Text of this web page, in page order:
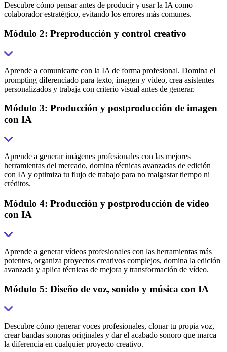
Descubre cómo pensar antes de producir y usar la IA como
colaborador estratégico, evitando los errores más comunes.
Módulo 2: Preproducción y control creativo
Aprende a comunicarte con la IA de forma profesional. Domina el
prompting diferenciado para texto, imagen y video, crea asistentes
personalizados y trabaja con criterio visual antes de generar.
Módulo 3: Producción y postproducción de imagen
con IA
Aprende a generar imágenes profesionales con las mejores
herramientas del mercado, domina técnicas avanzadas de edición
con IA y optimiza tu flujo de trabajo para no malgastar tiempo ni
créditos.
Módulo 4: Producción y postproducción de vídeo
con IA
Aprende a generar vídeos profesionales con las herramientas más
potentes, organiza proyectos creativos complejos, domina la edición
avanzada y aplica técnicas de mejora y transformación de vídeo.
Módulo 5: Diseño de voz, sonido y música con IA
Descubre cómo generar voces profesionales, clonar tu propia voz,
crear bandas sonoras originales y dar el acabado sonoro que marca
la diferencia en cualquier proyecto creativo.